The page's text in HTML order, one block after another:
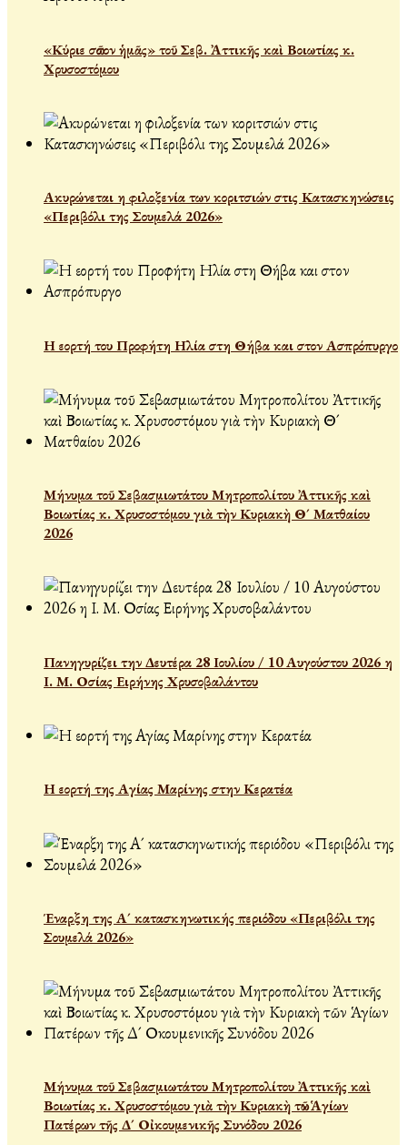
«Κύριε σῶσον ἡμᾶς» τοῦ Σεβ. Ἀττικῆς καὶ Βοιωτίας κ.
Χρυσοστόμου
Ακυρώνεται η φιλοξενία των κοριτσιών στις Κατασκηνώσεις
«Περιβόλι της Σουμελά 2026»
Η εορτή του Προφήτη Ηλία στη Θήβα και στον Ασπρόπυργο
Μήνυμα τοῦ Σεβασμιωτάτου Μητροπολίτου Ἀττικῆς καὶ
Βοιωτίας κ. Χρυσοστόμου γιὰ τὴν Κυριακὴ Θ´ Ματθαίου
2026
Πανηγυρίζει την Δευτέρα 28 Ιουλίου / 10 Αυγούστου 2026 η
Ι. Μ. Οσίας Ειρήνης Χρυσοβαλάντου
Η εορτή της Αγίας Μαρίνης στην Κερατέα
Έναρξη της Α´ κατασκηνωτικής περιόδου «Περιβόλι της
Σουμελά 2026»
Μήνυμα τοῦ Σεβασμιωτάτου Μητροπολίτου Ἀττικῆς καὶ
Βοιωτίας κ. Χρυσοστόμου γιὰ τὴν Κυριακὴ τῶν Ἁγίων
Πατέρων τῆς Δ´ Οἰκουμενικῆς Συνόδου 2026